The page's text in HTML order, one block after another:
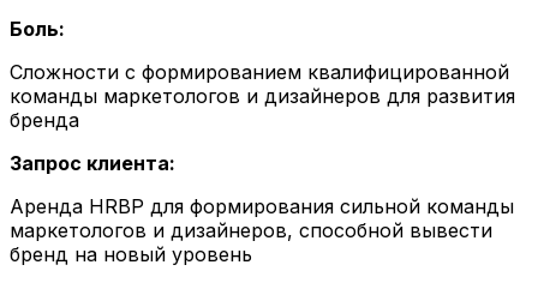
Боль:
Сложности с формированием квалифицированной
команды маркетологов и дизайнеров для развития
бренда
Запрос клиента:
Аренда HRBP для формирования сильной команды
маркетологов и дизайнеров, способной вывести
бренд на новый уровень